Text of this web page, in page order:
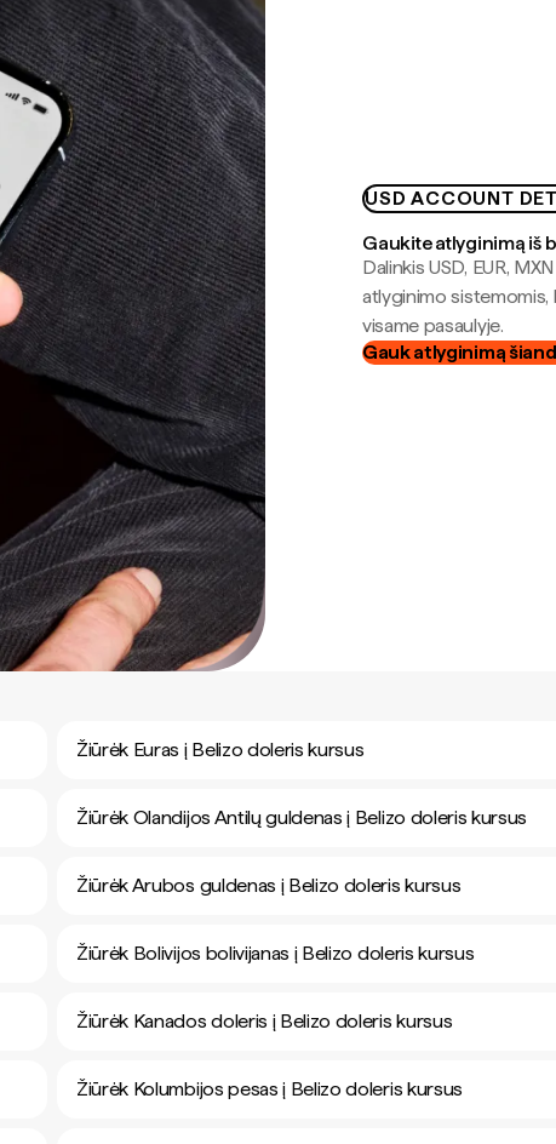
USD ACCOUNT
Gaukite atlyginimą iš
Dalinkis USD, EUR,
atlyginimo
visame pasaulyje.
Gauk atlyginimą
Žiūrėk Euras į Belizo doleris kursus
Žiūrėk Olandijos Antilų guldenas į Belizo doleris kursus
Žiūrėk Arubos guldenas į Belizo doleris kursus
Žiūrėk Bolivijos bolivijanas į Belizo doleris kursus
Žiūrėk Kanados doleris į Belizo doleris kursus
Žiūrėk Kolumbijos pesas į Belizo doleris kursus